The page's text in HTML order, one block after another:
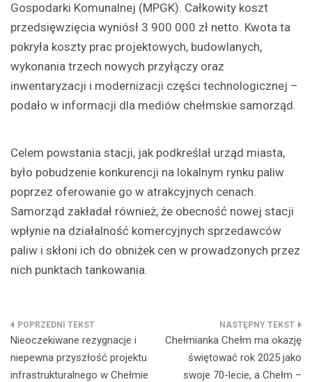
Gospodarki Komunalnej (MPGK). Całkowity koszt
przedsięwzięcia wyniósł 3 900 000 zł netto. Kwota ta
pokryła koszty prac projektowych, budowlanych,
wykonania trzech nowych przyłączy oraz
inwentaryzacji i modernizacji części technologicznej –
podało w informacji dla mediów chełmskie samorząd.
Celem powstania stacji, jak podkreślał urząd miasta,
było pobudzenie konkurencji na lokalnym rynku paliw
poprzez oferowanie go w atrakcyjnych cenach.
Samorząd zakładał również, że obecność nowej stacji
wpłynie na działalność komercyjnych sprzedawców
paliw i skłoni ich do obniżek cen w prowadzonych przez
nich punktach tankowania.
Nawigacja
wpisu
Nieoczekiwane rezygnacje i
niepewna przyszłość projektu
infrastrukturalnego w Chełmie
Chełmianka Chełm ma okazję
świętować rok 2025 jako
swoje 70-lecie, a Chełm –